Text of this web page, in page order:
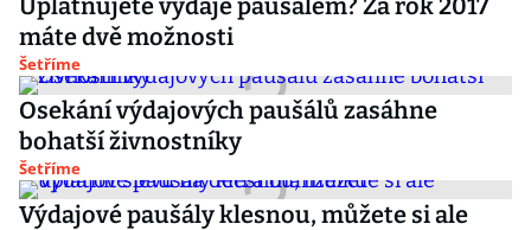
Uplatňujete výdaje paušálem? Za rok 2017
máte dvě možnosti
Šetříme
Osekání výdajových paušálů zasáhne
bohatší živnostníky
Šetříme
Výdajové paušály klesnou, můžete si ale